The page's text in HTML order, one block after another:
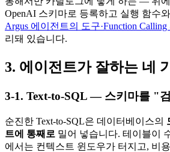
OpenAI 스키마로 등록하고 실행 함수
Argus 에이전트의 도구·Function Calling
리돼 있습니다.
3. 에이전트가 잘하는 네
3-1. Text-to-SQL — 스키마를 "
순진한 Text-to-SQL은 데이터베이스의
트에 통째로 밀어 넣습니다. 테이블이
에서는 컨텍스트 윈도우가 터지고, 비